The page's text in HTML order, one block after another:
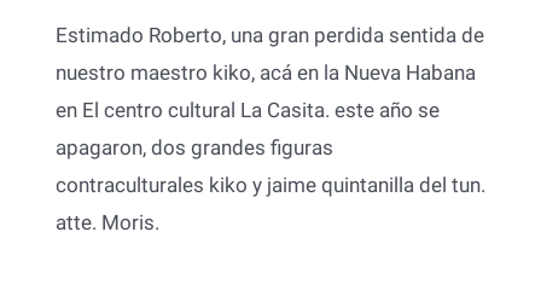
Estimado Roberto, una gran perdida sentida de
nuestro maestro kiko, acá en la Nueva Habana
en El centro cultural La Casita. este año se
apagaron, dos grandes figuras
contraculturales kiko y jaime quintanilla del tun.
atte. Moris.